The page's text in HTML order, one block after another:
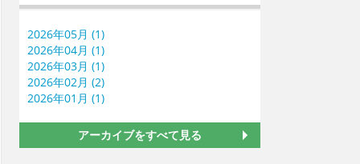
2026年05月 (1)
2026年04月 (1)
2026年03月 (1)
2026年02月 (2)
2026年01月 (1)
アーカイブをすべて見る